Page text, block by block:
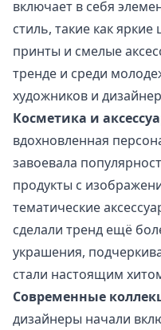
включает в себя
стиль, такие как яркие
принты и смелые
тренде и среди
художников и
Косметика и
вдохновленная
завоевала
продукты с
тематические
сделали тренд ещё
украшения,
стали настоящим
Современные
дизайнеры начали